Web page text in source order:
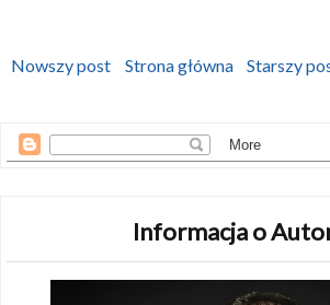
Nowszy post Strona główna Starszy
Informacja o